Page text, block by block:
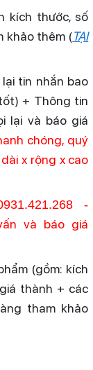
kích thước, số
khảo thêm (TẠI
tin nhắn bao
+ Thông tin
lại và báo giá
chóng, quý
x rộng x cao
-
và báo giá
(gồm: kích
thành + các
tham khảo